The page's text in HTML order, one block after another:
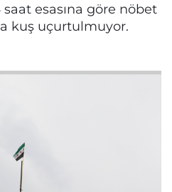
esasına göre nöbet
kuş uçurtulmuyor.